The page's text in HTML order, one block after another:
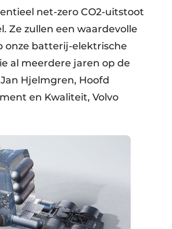
net-zero CO2-uitstoot
Ze zullen een waardevolle
onze batterij-elektrische
al meerdere jaren op de
Hjelmgren, Hoofd
en Kwaliteit, Volvo